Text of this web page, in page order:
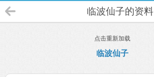
临波仙子的资料
点击重新加载
临波仙子